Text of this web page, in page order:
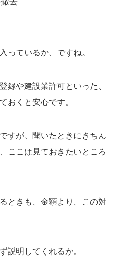
っているか、ですね。
録や建設業許可といった、
おくと安心です。
すが、聞いたときにきちん
ここは見ておきたいところ
ときも、金額より、この対
説明してくれるか。